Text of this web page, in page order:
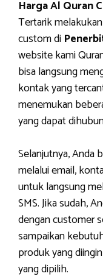
Harga Al Quran
Tertarik
custom di
website kami
bisa langsung
kontak yang
menemukan
yang dapat
Selanjutnya, Anda
melalui email,
untuk langsung
SMS. Jika sudah,
dengan customer
sampaikan
produk yang
yang dipilih.